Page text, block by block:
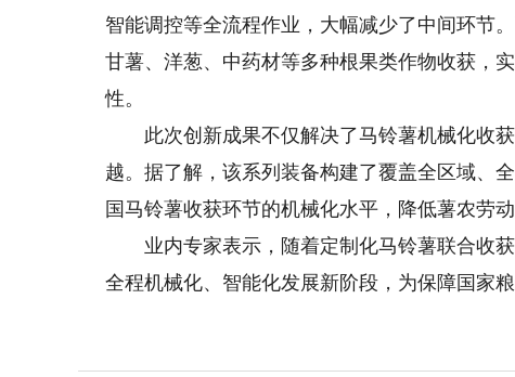
智能调控等全流程作业，大幅减少了中间环节
甘薯、洋葱、中药材等多种根果类作物收获，
性。
此次创新成果不仅解决了马铃薯机械化收获
越。据了解，该系列装备构建了覆盖全区域、
国马铃薯收获环节的机械化水平，降低薯农劳动
业内专家表示，随着定制化马铃薯联合收获
全程机械化、智能化发展新阶段，为保障国家